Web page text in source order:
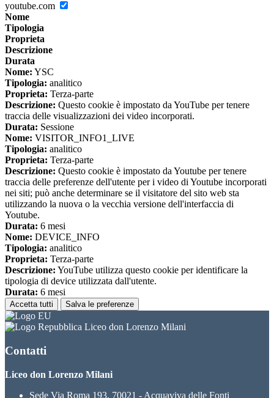
youtube.com
Nome
Tipologia
Proprieta
Descrizione
Durata
Nome: YSC
Tipologia: analitico
Proprieta: Terza-parte
Descrizione: Questo cookie è impostato da YouTube per tenere
traccia delle visualizzazioni dei video incorporati.
Durata: Sessione
Nome: VISITOR_INFO1_LIVE
Tipologia: analitico
Proprieta: Terza-parte
Descrizione: Questo cookie è impostato da Youtube per tenere
traccia delle preferenze dell'utente per i video di Youtube incorporati
nei siti; può anche determinare se il visitatore del sito web sta
utilizzando la nuova o la vecchia versione dell'interfaccia di
Youtube.
Durata: 6 mesi
Nome: DEVICE_INFO
Tipologia: analitico
Proprieta: Terza-parte
Descrizione: YouTube utilizza questo cookie per identificare la
tipologia di device utilizzata dall'utente.
Durata: 6 mesi
Accetta tutti Salva le preferenze
Liceo don Lorenzo Milani
Contatti
Liceo don Lorenzo Milani
Sede Via Roma 193, 70021 - Acquaviva delle Fonti